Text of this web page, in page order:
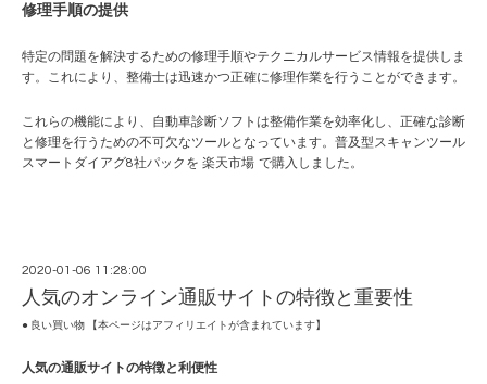
修理手順の提供
特定の問題を解決するための修理手順やテクニカルサービス情報を提供しま
す。これにより、整備士は迅速かつ正確に修理作業を行うことができます。
これらの機能により、自動車診断ソフトは整備作業を効率化し、正確な診断
と修理を行うための不可欠なツールとなっています。普及型スキャンツール
スマートダイアグ8社パックを 楽天市場 で購入しました。
2020-01-06 11:28:00
人気のオンライン通販サイトの特徴と重要性
● 良い買い物 【本ページはアフィリエイトが含まれています】
人気の通販サイトの特徴と利便性